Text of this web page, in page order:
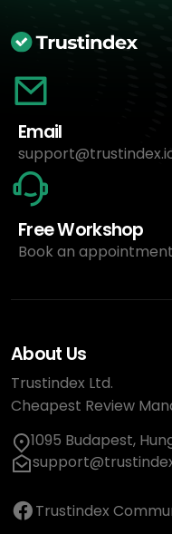
Email
Free Workshop
Book an
About Us
Trustindex Ltd.
Cheapest Review
1095 Budapest,
Trustindex